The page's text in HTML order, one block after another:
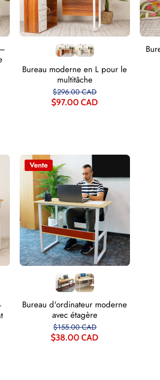
Bureau moderne en L pour le
multitâche
$296.00 CAD
$97.00 CAD
Vente
Bureau d'ordinateur moderne
avec étagère
$155.00 CAD
$38.00 CAD